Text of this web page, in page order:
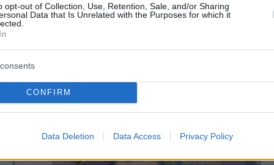
opt-out of Collection, Use, Retention, Sale, and/or Sharing
Data that Is Unrelated with the Purposes for which it
CONFIRM
Data Deletion Data Access Privacy Policy
ΕΙΔΗΣΕΙΣ